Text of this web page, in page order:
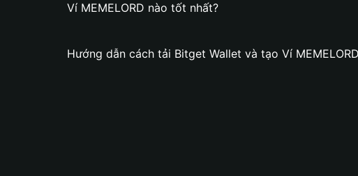
Ví MEMELORD nào tốt nhất?
Hướng dẫn cách tải Bitget Wallet và tạo Ví MEMELORD